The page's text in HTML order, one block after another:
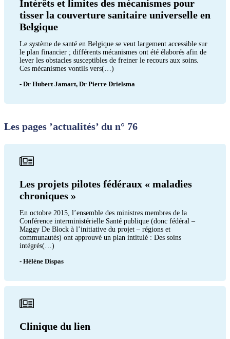
Intérêts et limites des mécanismes pour
tisser la couverture sanitaire universelle en
Belgique
Le système de santé en Belgique se veut largement accessible sur
le plan financier ; différents mécanismes ont été élaborés afin de
lever les obstacles susceptibles de freiner le recours aux soins.
Ces mécanismes vontils vers(…)
- Dr Hubert Jamart, Dr Pierre Drielsma
Les pages ’actualités’ du n° 76
Les projets pilotes fédéraux « maladies
chroniques »
En octobre 2015, l’ensemble des ministres membres de la
Conférence interministérielle Santé publique (donc fédéral –
Maggy De Block à l’initiative du projet – régions et
communautés) ont approuvé un plan intitulé : Des soins
intégrés(…)
- Hélène Dispas
Clinique du lien